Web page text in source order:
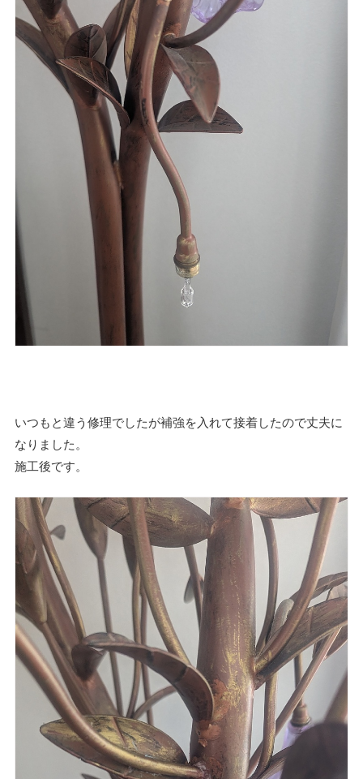
いつもと違う修理でしたが補強を入れて接着したので丈夫に
なりました。
施工後です。